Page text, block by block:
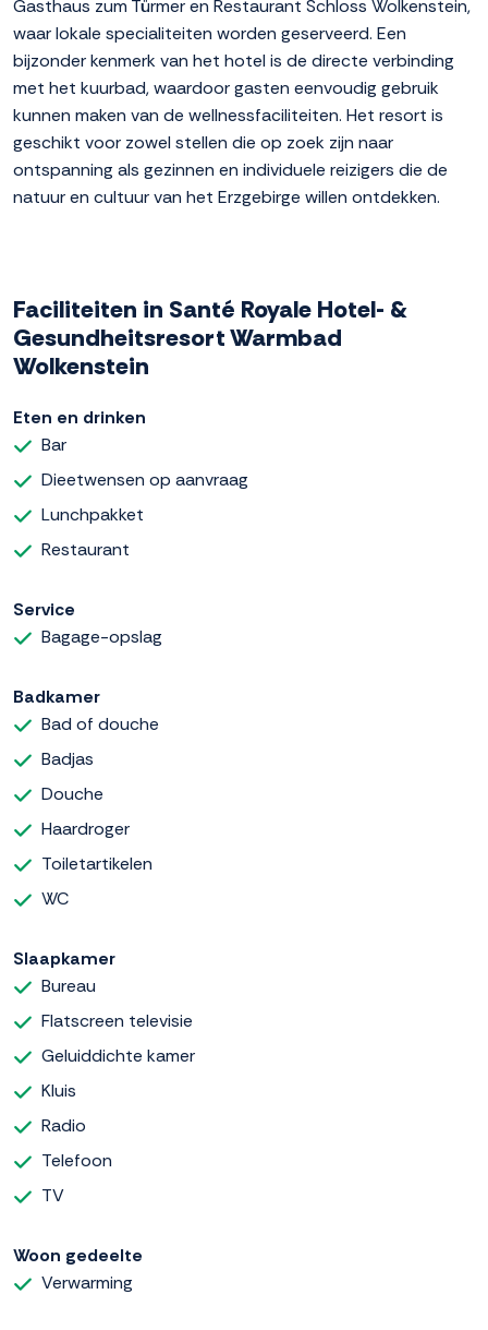
Gasthaus zum Türmer en Restaurant Schloss Wolkenstein,
waar lokale specialiteiten worden geserveerd. Een
bijzonder kenmerk van het hotel is de directe verbinding
met het kuurbad, waardoor gasten eenvoudig gebruik
kunnen maken van de wellnessfaciliteiten. Het resort is
geschikt voor zowel stellen die op zoek zijn naar
ontspanning als gezinnen en individuele reizigers die de
natuur en cultuur van het Erzgebirge willen ontdekken.
Faciliteiten in Santé Royale Hotel- &
Gesundheitsresort Warmbad
Wolkenstein
Eten en drinken
Bar
Dieetwensen op aanvraag
Lunchpakket
Restaurant
Service
Bagage-opslag
Badkamer
Bad of douche
Badjas
Douche
Haardroger
Toiletartikelen
WC
Slaapkamer
Bureau
Flatscreen televisie
Geluiddichte kamer
Kluis
Radio
Telefoon
TV
Woon gedeelte
Verwarming